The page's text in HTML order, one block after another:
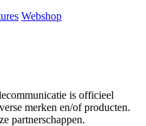
Webshop
is officieel
merken en/of producten.
partnerschappen.